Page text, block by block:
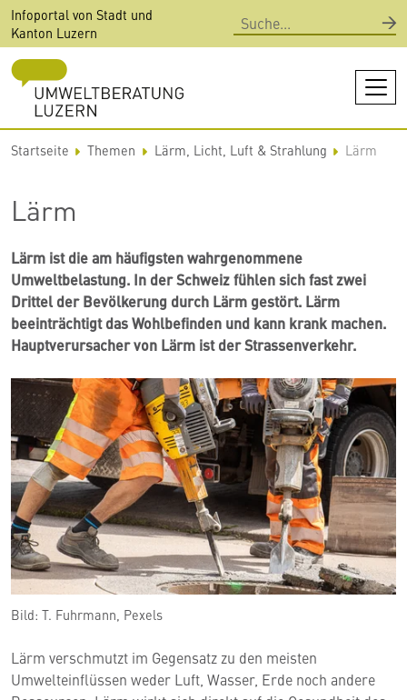
Direkt
zum
Inhalt
Infoportal von Stadt und
Kanton Luzern
Suche
Startseite Themen Lärm, Licht, Luft & Strahlung Lärm
Lärm
Lärm ist die am häufigsten wahrgenommene
Umweltbelastung. In der Schweiz fühlen sich fast zwei
Drittel der Bevölkerung durch Lärm gestört. Lärm
beeinträchtigt das Wohlbefinden und kann krank machen.
Hauptverursacher von Lärm ist der Strassenverkehr.
Bild: T. Fuhrmann, Pexels
Lärm verschmutzt im Gegensatz zu den meisten
Umwelteinflüssen weder Luft, Wasser, Erde noch andere